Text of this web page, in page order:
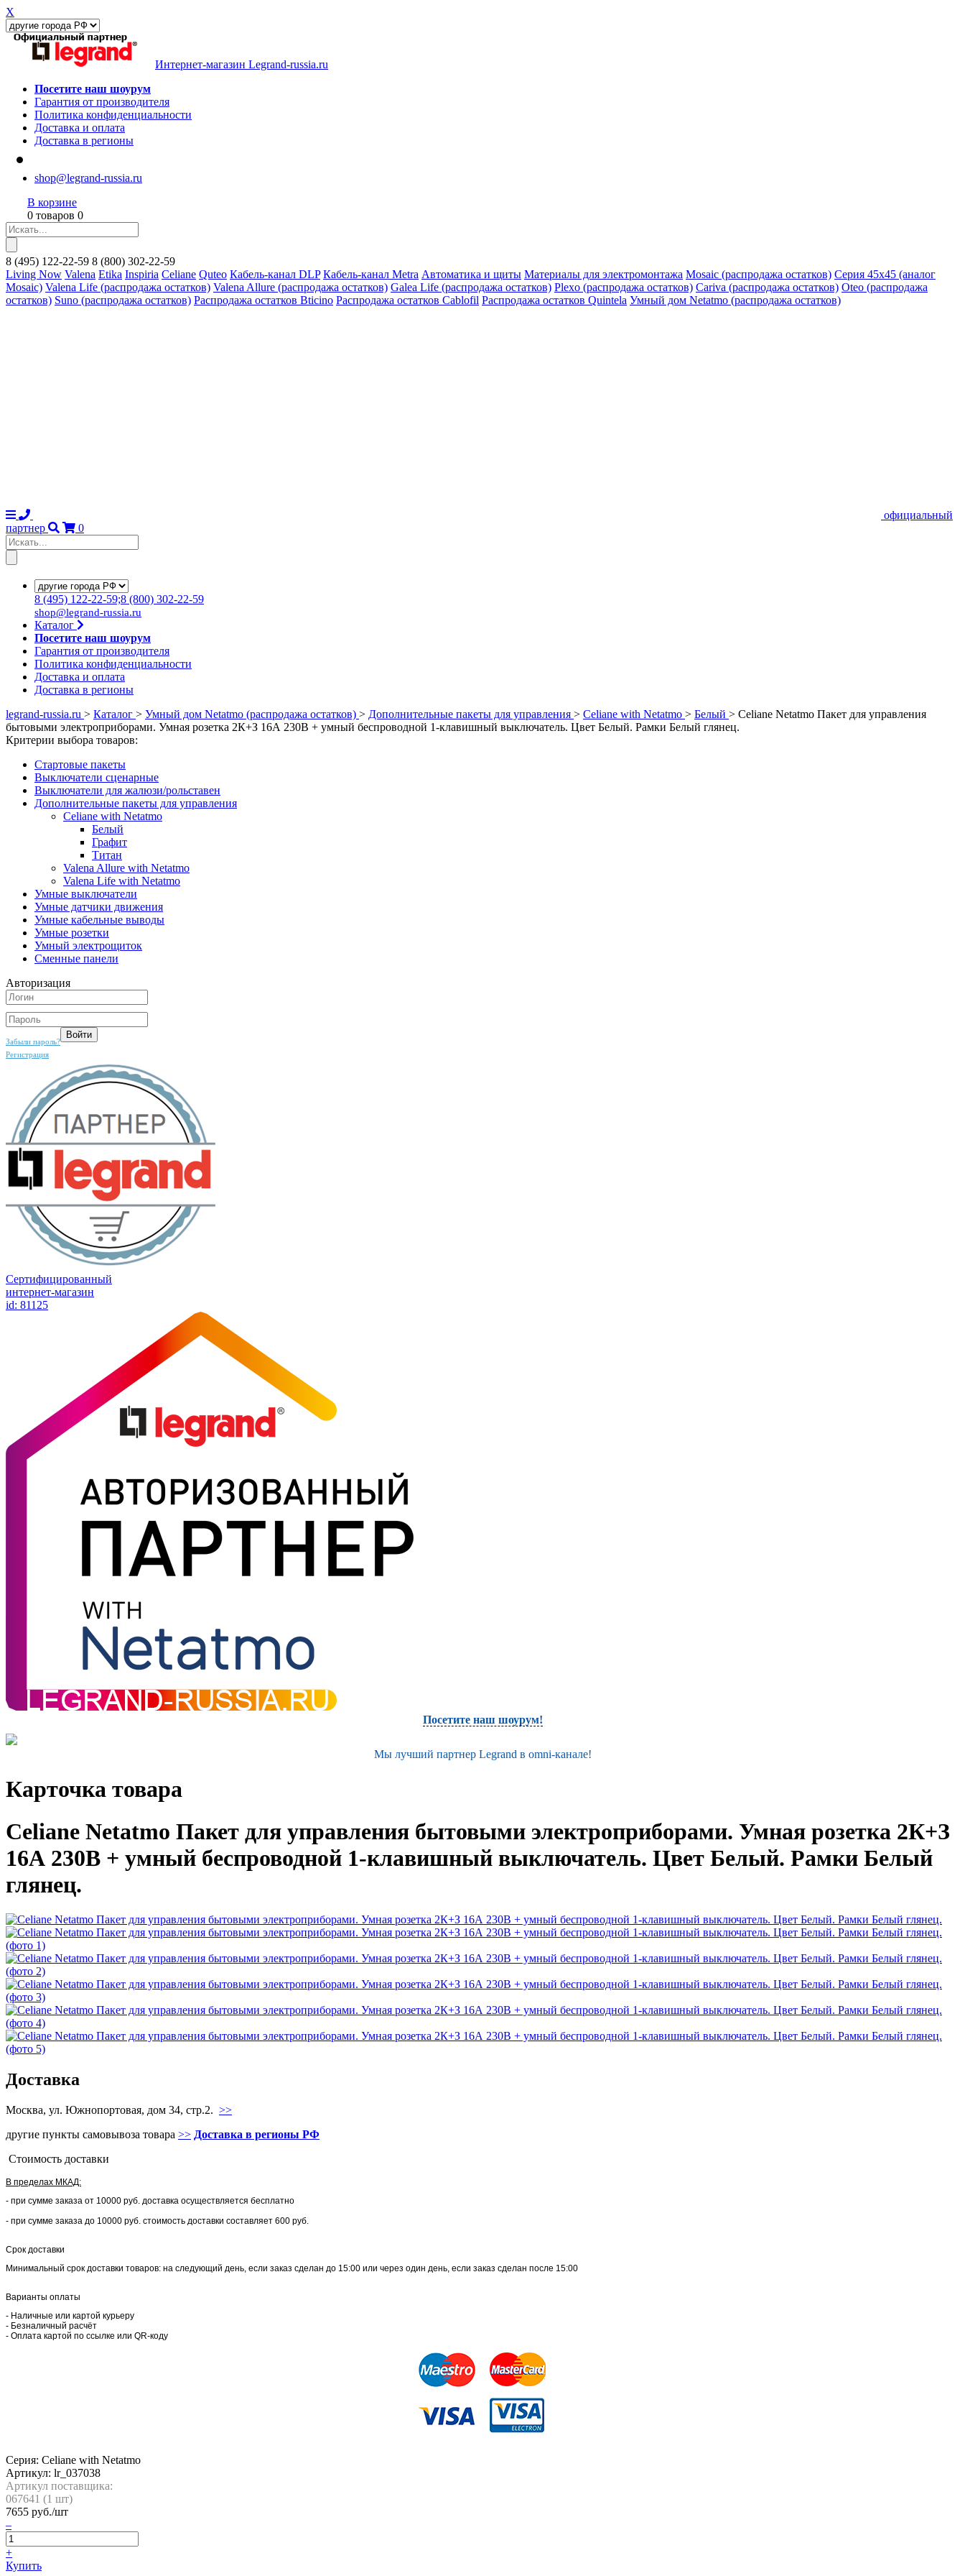
X
Интернет-магазин Legrand-russia.ru
Посетите наш шоурум
Гарантия от производителя
Политика конфиденциальности
Доставка и оплата
Доставка в регионы
shop@legrand-russia.ru
В корзине
0 товаров 0
8 (495) 122-22-59 8 (800) 302-22-59
Living Now Valena Etika Inspiria Celiane Quteo Кабель-канал DLP Кабель-канал Metra Автоматика и щиты Материалы для электромонтажа Mosaic (распродажа остатков) Серия 45х45 (аналог
Mosaic) Valena Life (распродажа остатков) Valena Allure (распродажа остатков) Galea Life (распродажа остатков) Plexo (распродажа остатков) Cariva (распродажа остатков) Oteo (распродажа
остатков) Suno (распродажа остатков) Распродажа остатков Bticino Распродажа остатков Cablofil Распродажа остатков Quintela Умный дом Netatmo (распродажа остатков)
официальный
партнер
0
8 (495) 122-22-59;8 (800) 302-22-59
shop@legrand-russia.ru
Каталог
Посетите наш шоурум
Гарантия от производителя
Политика конфиденциальности
Доставка и оплата
Доставка в регионы
legrand-russia.ru > Каталог > Умный дом Netatmo (распродажа остатков) > Дополнительные пакеты для управления > Celiane with Netatmo > Белый > Celiane Netatmo Пакет для управления
бытовыми электроприборами. Умная розетка 2К+З 16А 230В + умный беспроводной 1-клавишный выключатель. Цвет Белый. Рамки Белый глянец.
Критерии выбора товаров:
Cтартовые пакеты
Выключaтели сценарные
Выключатели для жалюзи/рольставен
Дополнительные пакеты для управления
Celiane with Netatmo
Белый
Графит
Титан
Valena Allure with Netatmo
Valena Life with Netatmo
Умные выключатели
Умные датчики движения
Умные кабельные выводы
Умные розетки
Умный электрощиток
Сменные панели
Авторизация
Забыли пароль?
Регистрация
Сертифицированный
интернет-магазин
id: 81125
Посетите наш шоурум!
Мы лучший партнер Legrand в omni-канале!
Карточка товара
Celiane Netatmo Пакет для управления бытовыми электроприборами. Умная розетка 2К+З
16А 230В + умный беспроводной 1-клавишный выключатель. Цвет Белый. Рамки Белый
глянец.
Доставка
Москва, ул. Южнопортовая, дом 34, стр.2. >>
другие пункты самовывоза товара >> Доставка в регионы РФ
Стоимость доставки
В пределах МКАД:
- при сумме заказа от 10000 руб. доставка осуществляется бесплатно
- при сумме заказа до 10000 руб. стоимость доставки составляет 600 руб.
Срок доставки
Минимальный срок доставки товаров: на следующий день, если заказ сделан до 15:00 или через один день, если заказ сделан после 15:00
Варианты оплаты
- Наличные или картой курьеру
- Безналичный расчёт
- Оплата картой по ссылке или QR-коду
Серия: Celiane with Netatmo
Артикул: lr_037038
Артикул поставщика:
067641 (1 шт)
7655 руб./шт
–
+
Купить